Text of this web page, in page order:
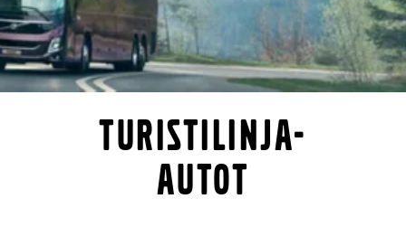
Yhteystiedot
Turistilinja-
autot